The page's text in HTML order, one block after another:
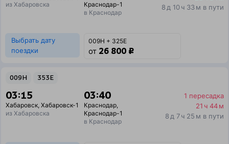
из Хабаровска
Краснодар-1
в Краснодар
8 д 10 ч 33 м в пути
Выбрать дату
поездки
009Н + 325Е
от 26 800 ₽
009Н 353Е
03:15
Хабаровск, Хабаровск-1
из Хабаровска
03:40
Краснодар,
Краснодар-1
в Краснодар
1 пересадка
21 ч 44 м
8 д 7 ч 25 м в пути